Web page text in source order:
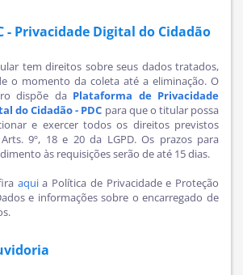
- Privacidade Digital do Cidadão
tem direitos sobre seus dados tratados,
o momento da coleta até a eliminação. O
dispõe da Plataforma de Privacidade
do Cidadão - PDC para que o titular possa
e exercer todos os direitos previstos
9º, 18 e 20 da LGPD. Os prazos para
às requisições serão de até 15 dias.
aquia Política de Privacidade e Proteção
e informações sobre o encarregado de